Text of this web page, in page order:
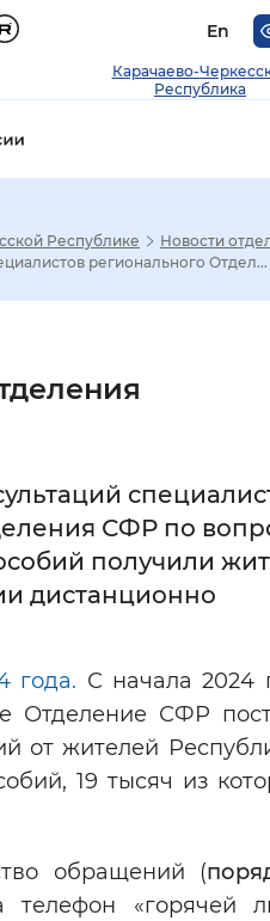
En
Карачаево-
Республика
отображения
Увеличенный
С засечками
между буквами
сайта
Инверсивный
фон
Выключены
Республике
Новости
регионального Отдел...
СФР по
получили
дистанционно
года. С начала 2024
Отделение СФР
от жителей
19 тысяч из
обращений (
телефон «горячей